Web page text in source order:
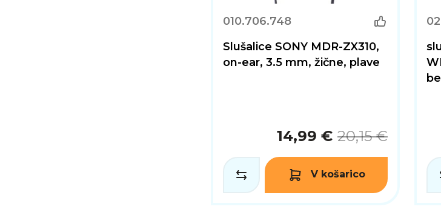
010.706.748
Slušalice SONY MDR-ZX310,
on-ear, 3.5 mm, žične, plave
14,99 € 20,15 €
V košarico